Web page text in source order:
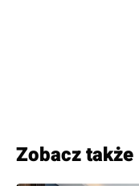
Zobacz także